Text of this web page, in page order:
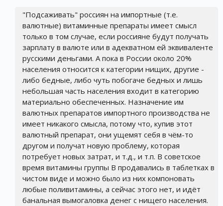
"Подсаживать" россиян на импортные (т.е.
валютные) витаминные препараты имеет смысл
только в том случае, если россияне будут получать
зарплату в валюте или в адекватном ей эквиваленте
русскими деньгами. А пока в России около 20%
населения относится к категории нищих, другие -
либо бедные, либо чуть побогаче бедных и лишь
небольшая часть населения входит в категорию
материально обеспеченных. Назначение им
валютных препаратов импортного производства не
имеет никакого смысла, потому что, купив этот
валютный препарат, они ущемят себя в чём-то
другом и получат новую проблему, которая
потребует новых затрат, и т.д., и т.п. В советское
время витамины группы В продавались в таблетках в
чистом виде и можно было из них компоновать
любые поливитамины, а сейчас этого нет, и идёт
банальная вымогаловка денег с нищего населения.